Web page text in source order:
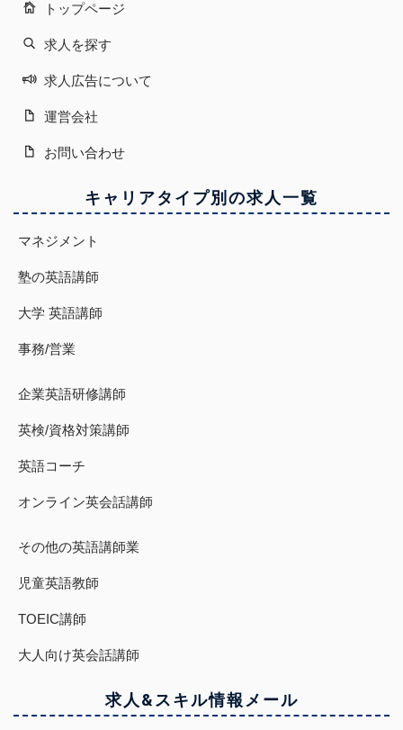
トップページ
求人を探す
求人広告について
運営会社
お問い合わせ
キャリアタイプ別の求人一覧
マネジメント
塾の英語講師
大学 英語講師
事務/営業
企業英語研修講師
英検/資格対策講師
英語コーチ
オンライン英会話講師
その他の英語講師業
児童英語教師
TOEIC講師
大人向け英会話講師
求人&スキル情報 メール